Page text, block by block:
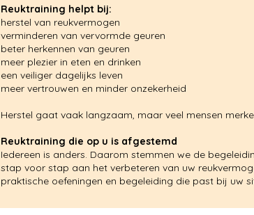
Reuktraining helpt bij:
herstel van reukvermogen
verminderen van vervormde geuren
beter herkennen van geuren
meer plezier in eten en drinken
een veiliger dagelijks leven
meer vertrouwen en minder onzekerheid
Herstel gaat vaak langzaam, maar veel mensen
Reuktraining die op u is afgestemd
Iedereen is anders. Daarom stemmen we de
stap voor stap aan het verbeteren van uw
praktische oefeningen en begeleiding die past bij uw